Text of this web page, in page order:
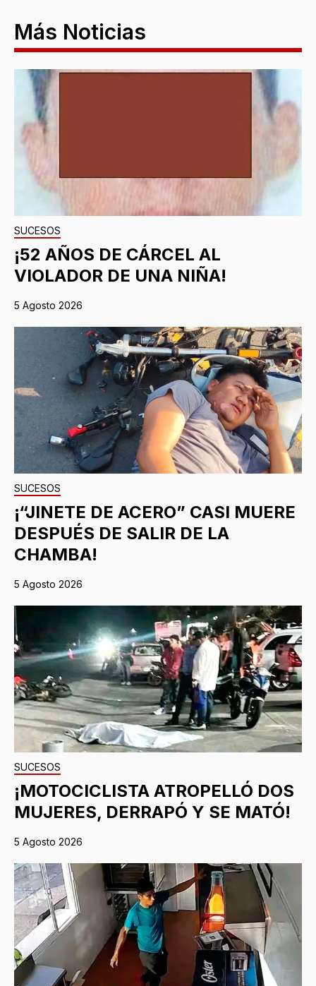
Más Noticias
SUCESOS
¡52 AÑOS DE CÁRCEL AL
VIOLADOR DE UNA NIÑA!
5 Agosto 2026
SUCESOS
¡“JINETE DE ACERO” CASI MUERE
DESPUÉS DE SALIR DE LA
CHAMBA!
5 Agosto 2026
SUCESOS
¡MOTOCICLISTA ATROPELLÓ DOS
MUJERES, DERRAPÓ Y SE MATÓ!
5 Agosto 2026